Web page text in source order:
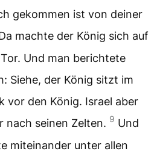
gekommen ist von deiner
machte der König sich auf
Und man berichtete
Siehe, der König sitzt im
vor den König. Israel aber
nach seinen Zelten. 9 Und
miteinander unter allen